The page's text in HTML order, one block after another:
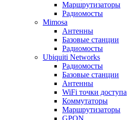
Маршрутизаторы
Радиомосты
Mimosa
Антенны
Базовые станции
Радиомосты
Ubiquiti Networks
Радиомосты
Базовые станции
Антенны
WiFi точки доступа
Коммутаторы
Маршрутизаторы
GPON